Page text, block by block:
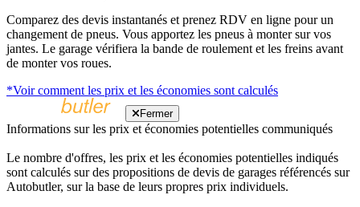
Comparez des devis instantanés et prenez RDV en ligne pour un
changement de pneus. Vous apportez les pneus à monter sur vos
jantes. Le garage vérifiera la bande de roulement et les freins avant
de monter vos roues.
*Voir comment les prix et les économies sont calculés
Fermer
Informations sur les prix et économies potentielles communiqués
Le nombre d'offres, les prix et les économies potentielles indiqués
sont calculés sur des propositions de devis de garages référencés sur
Autobutler, sur la base de leurs propres prix individuels.